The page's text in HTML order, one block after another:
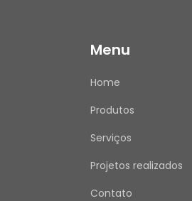
Menu
Home
Produtos
Serviços
Projetos realizados
Contato